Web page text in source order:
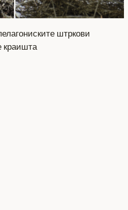
штркови
краишта